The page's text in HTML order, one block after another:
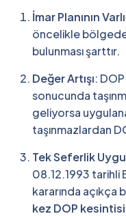
İmar Planının
öncelikle bölgede
bulunması şarttır.
Değer Artışı:
sonucunda
geliyorsa
taşınmazlardan
Tek Seferlik
08.12.1993 tarihli
kararında
kez DOP